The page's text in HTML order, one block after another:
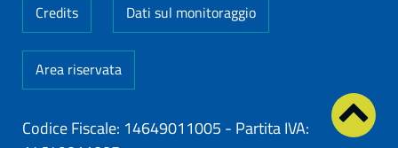
Credits Dati sul monitoraggio
Area riservata
Codice Fiscale: 14649011005 - Partita IVA: